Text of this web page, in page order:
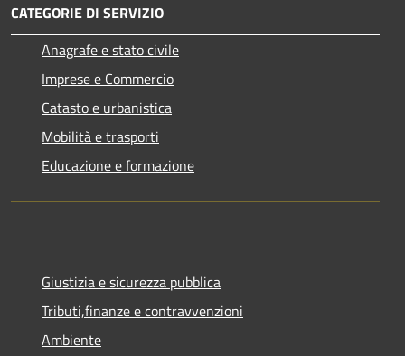
CATEGORIE DI SERVIZIO
Anagrafe e stato civile
Imprese e Commercio
Catasto e urbanistica
Mobilità e trasporti
Educazione e formazione
Giustizia e sicurezza pubblica
Tributi,finanze e contravvenzioni
Ambiente